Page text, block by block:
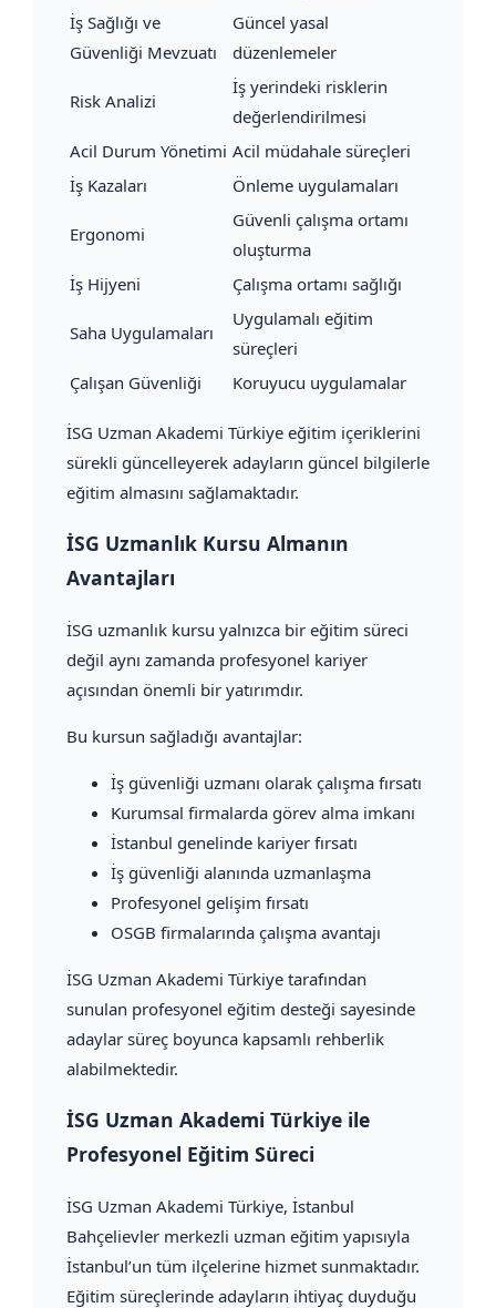
İş Sağlığı ve
Güvenliği Mevzuatı
Güncel yasal
düzenlemeler
Risk Analizi
İş yerindeki risklerin
değerlendirilmesi
Acil Durum Yönetimi Acil müdahale süreçleri
İş Kazaları
Önleme uygulamaları
Ergonomi
Güvenli çalışma ortamı
oluşturma
İş Hijyeni
Çalışma ortamı sağlığı
Saha Uygulamaları
Uygulamalı eğitim
süreçleri
Çalışan Güvenliği
Koruyucu uygulamalar
İSG Uzman Akademi Türkiye eğitim içeriklerini
sürekli güncelleyerek adayların güncel bilgilerle
eğitim almasını sağlamaktadır.
İSG Uzmanlık Kursu Almanın
Avantajları
İSG uzmanlık kursu yalnızca bir eğitim süreci
değil aynı zamanda profesyonel kariyer
açısından önemli bir yatırımdır.
Bu kursun sağladığı avantajlar:
İş güvenliği uzmanı olarak çalışma fırsatı
Kurumsal firmalarda görev alma imkanı
İstanbul genelinde kariyer fırsatı
İş güvenliği alanında uzmanlaşma
Profesyonel gelişim fırsatı
OSGB firmalarında çalışma avantajı
İSG Uzman Akademi Türkiye tarafından
sunulan profesyonel eğitim desteği sayesinde
adaylar süreç boyunca kapsamlı rehberlik
alabilmektedir.
İSG Uzman Akademi Türkiye ile
Profesyonel Eğitim Süreci
İSG Uzman Akademi Türkiye, İstanbul
Bahçelievler merkezli uzman eğitim yapısıyla
İstanbul’un tüm ilçelerine hizmet sunmaktadır.
Eğitim süreçlerinde adayların ihtiyaç duyduğu